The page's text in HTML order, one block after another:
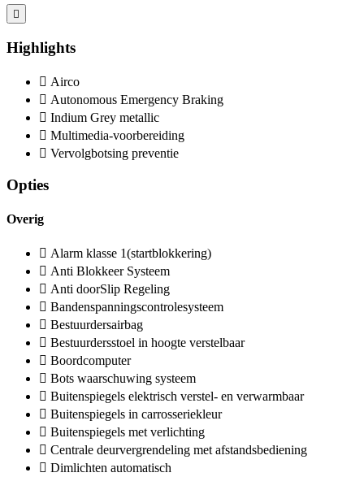
Highlights
Airco
Autonomous Emergency Braking
Indium Grey metallic
Multimedia-voorbereiding
Vervolgbotsing preventie
Opties
Overig
Alarm klasse 1(startblokkering)
Anti Blokkeer Systeem
Anti doorSlip Regeling
Bandenspanningscontrolesysteem
Bestuurdersairbag
Bestuurdersstoel in hoogte verstelbaar
Boordcomputer
Bots waarschuwing systeem
Buitenspiegels elektrisch verstel- en verwarmbaar
Buitenspiegels in carrosseriekleur
Buitenspiegels met verlichting
Centrale deurvergrendeling met afstandsbediening
Dimlichten automatisch